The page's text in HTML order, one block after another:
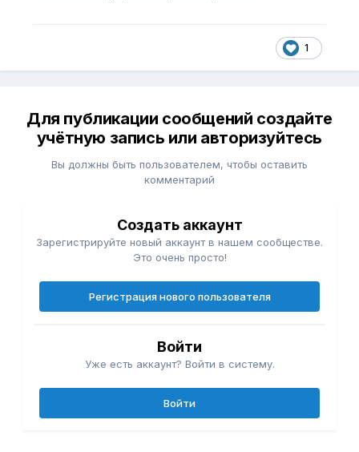
1
Для публикации сообщений создайте
учётную запись или авторизуйтесь
Вы должны быть пользователем, чтобы оставить
комментарий
Создать аккаунт
Зарегистрируйте новый аккаунт в нашем сообществе.
Это очень просто!
Регистрация нового пользователя
Войти
Уже есть аккаунт? Войти в систему.
Войти